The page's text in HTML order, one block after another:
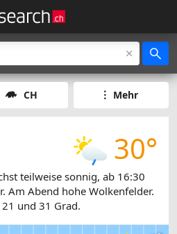
CH Mehr
30°
teilweise sonnig, ab 16:30
Am Abend hohe Wolkenfelder.
und 31 Grad.